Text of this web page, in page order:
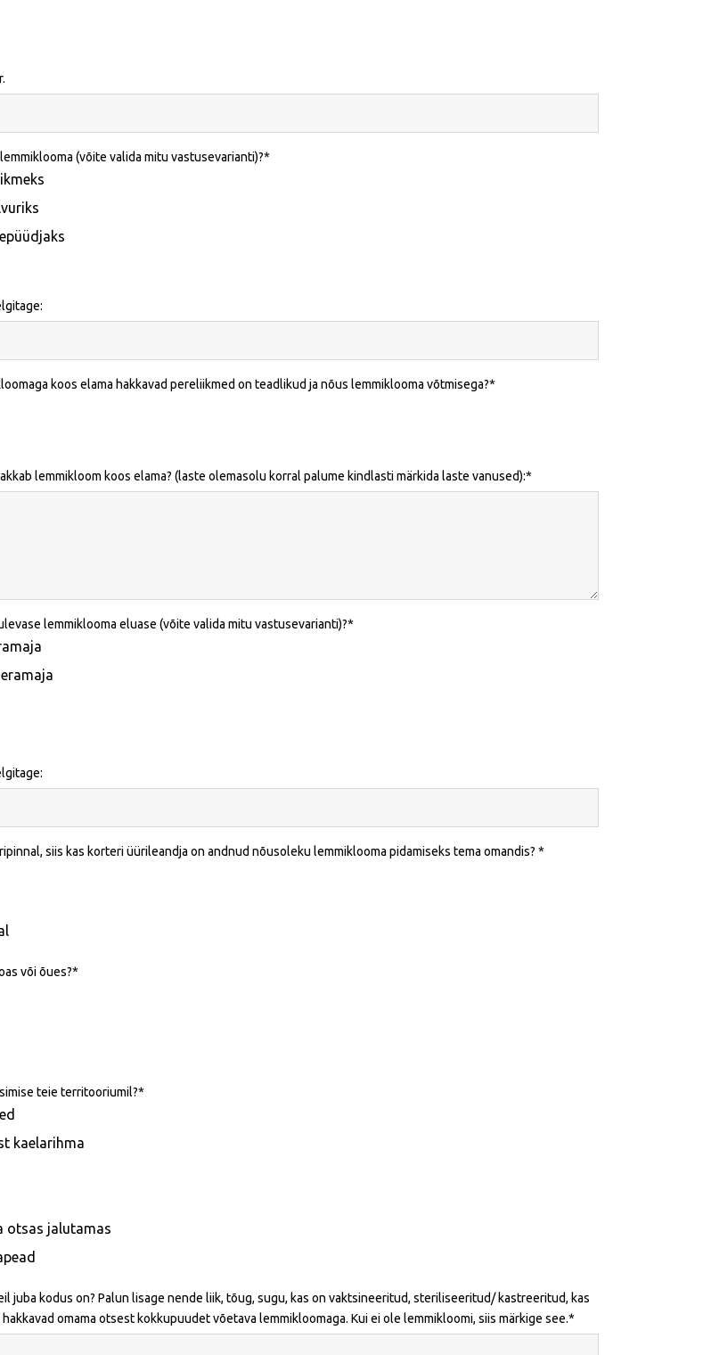
(võite valida mitu vastusevarianti)?
koos elama hakkavad pereliikmed on teadlikud ja nõus lemmiklooma võtmisega?
lemmikloom koos elama? (laste olemasolu korral palume kindlasti märkida laste vanused):
lemmiklooma eluase (võite valida mitu vastusevarianti)?
siis kas korteri üürileandja on andnud nõusoleku lemmiklooma pidamiseks tema omandis?
või õues?
teie territooriumil?
kaelarihma
otsas jalutamas
juba kodus on? Palun lisage nende liik, tõug, sugu, kas on vaktsineeritud, steriliseeritud/ kastreeritud, kas
omama otsest kokkupuudet võetava lemmikloomaga. Kui ei ole lemmikloomi, siis märkige see.